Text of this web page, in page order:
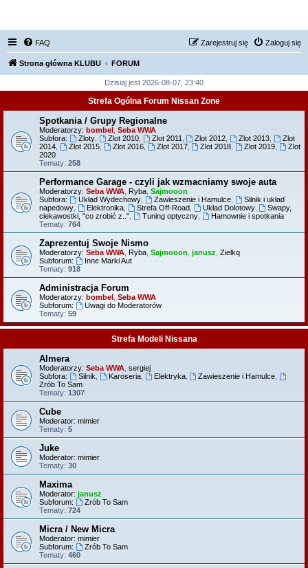
FAQ Zaloguj się
Zarejestruj się
Strona główna KLUBU FORUM
Dzisiaj jest 2026-08-07, 23:40
Strefa Ogólna Forum Nissan Zone
Spotkania / Grupy Regionalne
Moderatorzy: bombel Seba WWA
Subfora:
Zloty, Zlot 2010, Zlot 2011 Zlot 2012 Zlot 2013
Zlot
2014
Zlot 2015, Zlot 2016, Zlot 2017, Zlot 2018 Zlot 2019
Zlot
2020
Tematy: 258
Performance Garage - czyli jak wzmacniamy swoje auta
Moderatorzy: Seba WWA Ryba Sajmooon
Subfora:
Układ Wydechowy, Zawieszenie i Hamulce,
Silnik i układ
napedowy
Elektronika, Strefa Off-Road, Układ Dolotowy,
Swapy,
ciekawostki, "co zrobić z.."
Tuning optyczny,
Hamownie i spotkania
Tematy: 764
Zaprezentuj Swoje Nismo
Moderatorzy: Seba WWA Ryba Sajmooon janusz Zielkq
Subforum:
Inne Marki Aut
Tematy: 918
Administracja Forum
Moderatorzy: bombel Seba WWA
Subforum:
Uwagi do Moderatorów
Tematy: 59
Strefa Modeli Nissana
Almera
Moderatorzy: Seba WWA sergiej
Subfora:
Silnik Karoseria, Elektryka, Zawieszenie i Hamulce
Zrób To Sam
Tematy: 1307
Cube
Moderator: mimier
Tematy: 5
Juke
Moderator: mimier
Tematy: 30
Maxima
Moderator: janusz
Subforum:
Zrób To Sam
Tematy: 724
Micra / New Micra
Moderator: mimier
Subforum:
Zrób To Sam
Tematy: 460